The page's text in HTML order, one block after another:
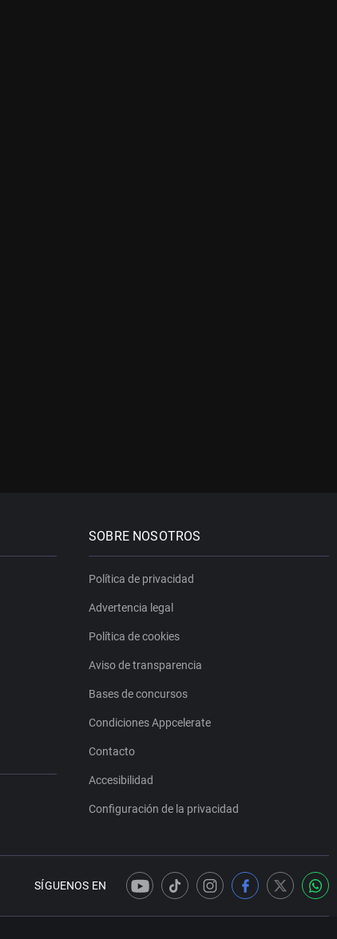
SOBRE NOSOTROS
Política de privacidad
Advertencia legal
Política de cookies
Aviso de transparencia
Bases de concursos
Condiciones Appcelerate
Contacto
Accesibilidad
Configuración de la privacidad
SÍGUENOS EN